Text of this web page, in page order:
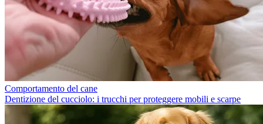
Comportamento del cane
Dentizione del cucciolo: i trucchi per proteggere mobili e scarpe